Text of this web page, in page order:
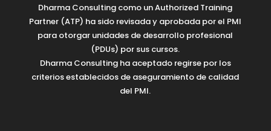
Dharma Consulting como un Authorized Training
Partner (ATP) ha sido revisada y aprobada por el PMI
para otorgar unidades de desarrollo profesional
(PDUs) por sus cursos.
Dharma Consulting ha aceptado regirse por los
criterios establecidos de aseguramiento de calidad
del PMI.